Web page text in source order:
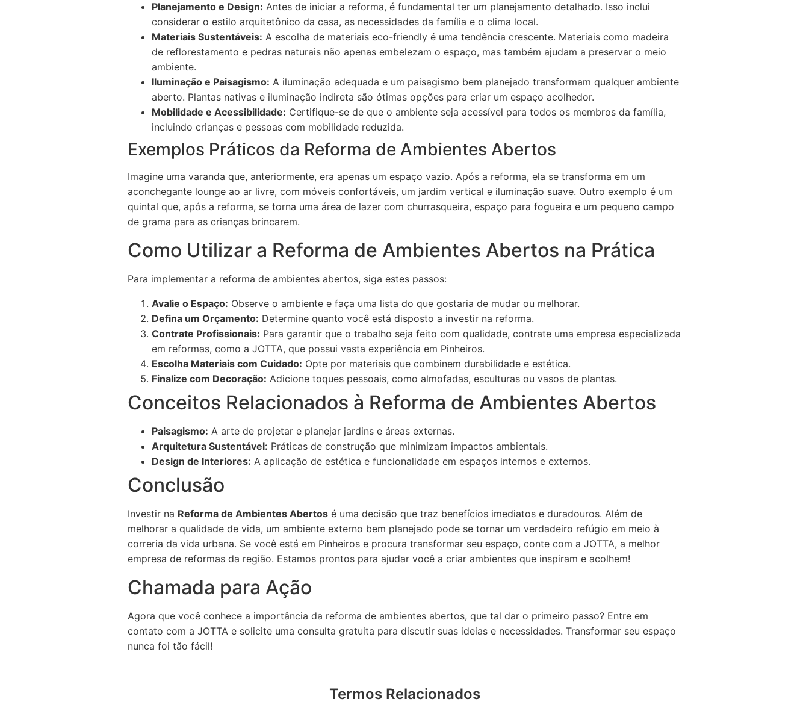
Planejamento e Design: Antes de iniciar a reforma, é fundamental ter um planejamento detalhado. Isso inclui
considerar o estilo arquitetônico da casa, as necessidades da família e o clima local.
Materiais Sustentáveis: A escolha de materiais eco-friendly é uma tendência crescente. Materiais como madeira
de reflorestamento e pedras naturais não apenas embelezam o espaço, mas também ajudam a preservar o meio
ambiente.
Iluminação e Paisagismo: A iluminação adequada e um paisagismo bem planejado transformam qualquer ambiente
aberto. Plantas nativas e iluminação indireta são ótimas opções para criar um espaço acolhedor.
Mobilidade e Acessibilidade: Certifique-se de que o ambiente seja acessível para todos os membros da família,
incluindo crianças e pessoas com mobilidade reduzida.
Exemplos Práticos da Reforma de Ambientes Abertos
Imagine uma varanda que, anteriormente, era apenas um espaço vazio. Após a reforma, ela se transforma em um
aconchegante lounge ao ar livre, com móveis confortáveis, um jardim vertical e iluminação suave. Outro exemplo é um
quintal que, após a reforma, se torna uma área de lazer com churrasqueira, espaço para fogueira e um pequeno campo
de grama para as crianças brincarem.
Como Utilizar a Reforma de Ambientes Abertos na Prática
Para implementar a reforma de ambientes abertos, siga estes passos:
Avalie o Espaço: Observe o ambiente e faça uma lista do que gostaria de mudar ou melhorar.
Defina um Orçamento: Determine quanto você está disposto a investir na reforma.
Contrate Profissionais: Para garantir que o trabalho seja feito com qualidade, contrate uma empresa especializada
em reformas, como a JOTTA, que possui vasta experiência em Pinheiros.
Escolha Materiais com Cuidado: Opte por materiais que combinem durabilidade e estética.
Finalize com Decoração: Adicione toques pessoais, como almofadas, esculturas ou vasos de plantas.
Conceitos Relacionados à Reforma de Ambientes Abertos
Paisagismo: A arte de projetar e planejar jardins e áreas externas.
Arquitetura Sustentável: Práticas de construção que minimizam impactos ambientais.
Design de Interiores: A aplicação de estética e funcionalidade em espaços internos e externos.
Conclusão
Investir na Reforma de Ambientes Abertos é uma decisão que traz benefícios imediatos e duradouros. Além de
melhorar a qualidade de vida, um ambiente externo bem planejado pode se tornar um verdadeiro refúgio em meio à
correria da vida urbana. Se você está em Pinheiros e procura transformar seu espaço, conte com a JOTTA, a melhor
empresa de reformas da região. Estamos prontos para ajudar você a criar ambientes que inspiram e acolhem!
Chamada para Ação
Agora que você conhece a importância da reforma de ambientes abertos, que tal dar o primeiro passo? Entre em
contato com a JOTTA e solicite uma consulta gratuita para discutir suas ideias e necessidades. Transformar seu espaço
nunca foi tão fácil!
Termos Relacionados